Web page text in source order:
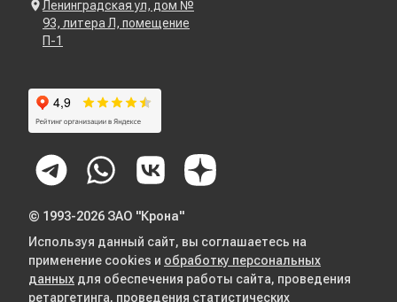
Ленинградская ул, дом №
93, литера Л, помещение
П-1
© 1993-2026 ЗАО "Крона"
Используя данный сайт, вы соглашаетесь на
применение cookies и обработку персональных
данных для обеспечения работы сайта, проведения
ретаргетинга, проведения статистических